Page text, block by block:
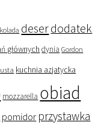
deserdodatek
głównych dynia Gordon
kuchnia azjatycka
mozzarella obiad
pomidor przystawka